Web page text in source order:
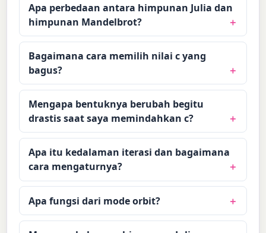
Apa perbedaan antara himpunan Julia dan
himpunan Mandelbrot?
Bagaimana cara memilih nilai c yang
bagus?
Mengapa bentuknya berubah begitu
drastis saat saya memindahkan c?
Apa itu kedalaman iterasi dan bagaimana
cara mengaturnya?
Apa fungsi dari mode orbit?